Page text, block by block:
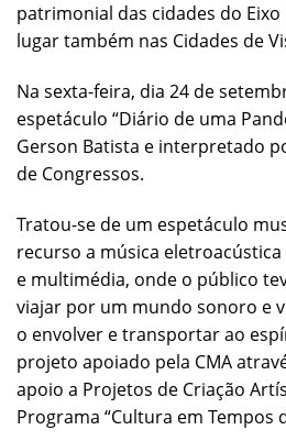
patrimonial das cidades do Eixo
lugar também nas Cidades de
Na sexta-feira, dia 24 de
espetáculo “Diário de uma
Gerson Batista e interpretado
de Congressos.
Tratou-se de um espetáculo
recurso a música
e multimédia, onde o público
viajar por um mundo sonoro e
o envolver e transportar ao
projeto apoiado pela CMA
apoio a Projetos de Criação
Programa “Cultura em Tempos